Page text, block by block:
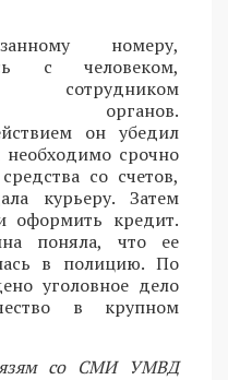
номеру,
с человеком,
сотрудником
органов.
он убедил
срочно
со счетов,
курьеру. Затем
оформить кредит.
поняла, что ее
в полицию. По
уголовное дело
в крупном
со СМИ УМВД